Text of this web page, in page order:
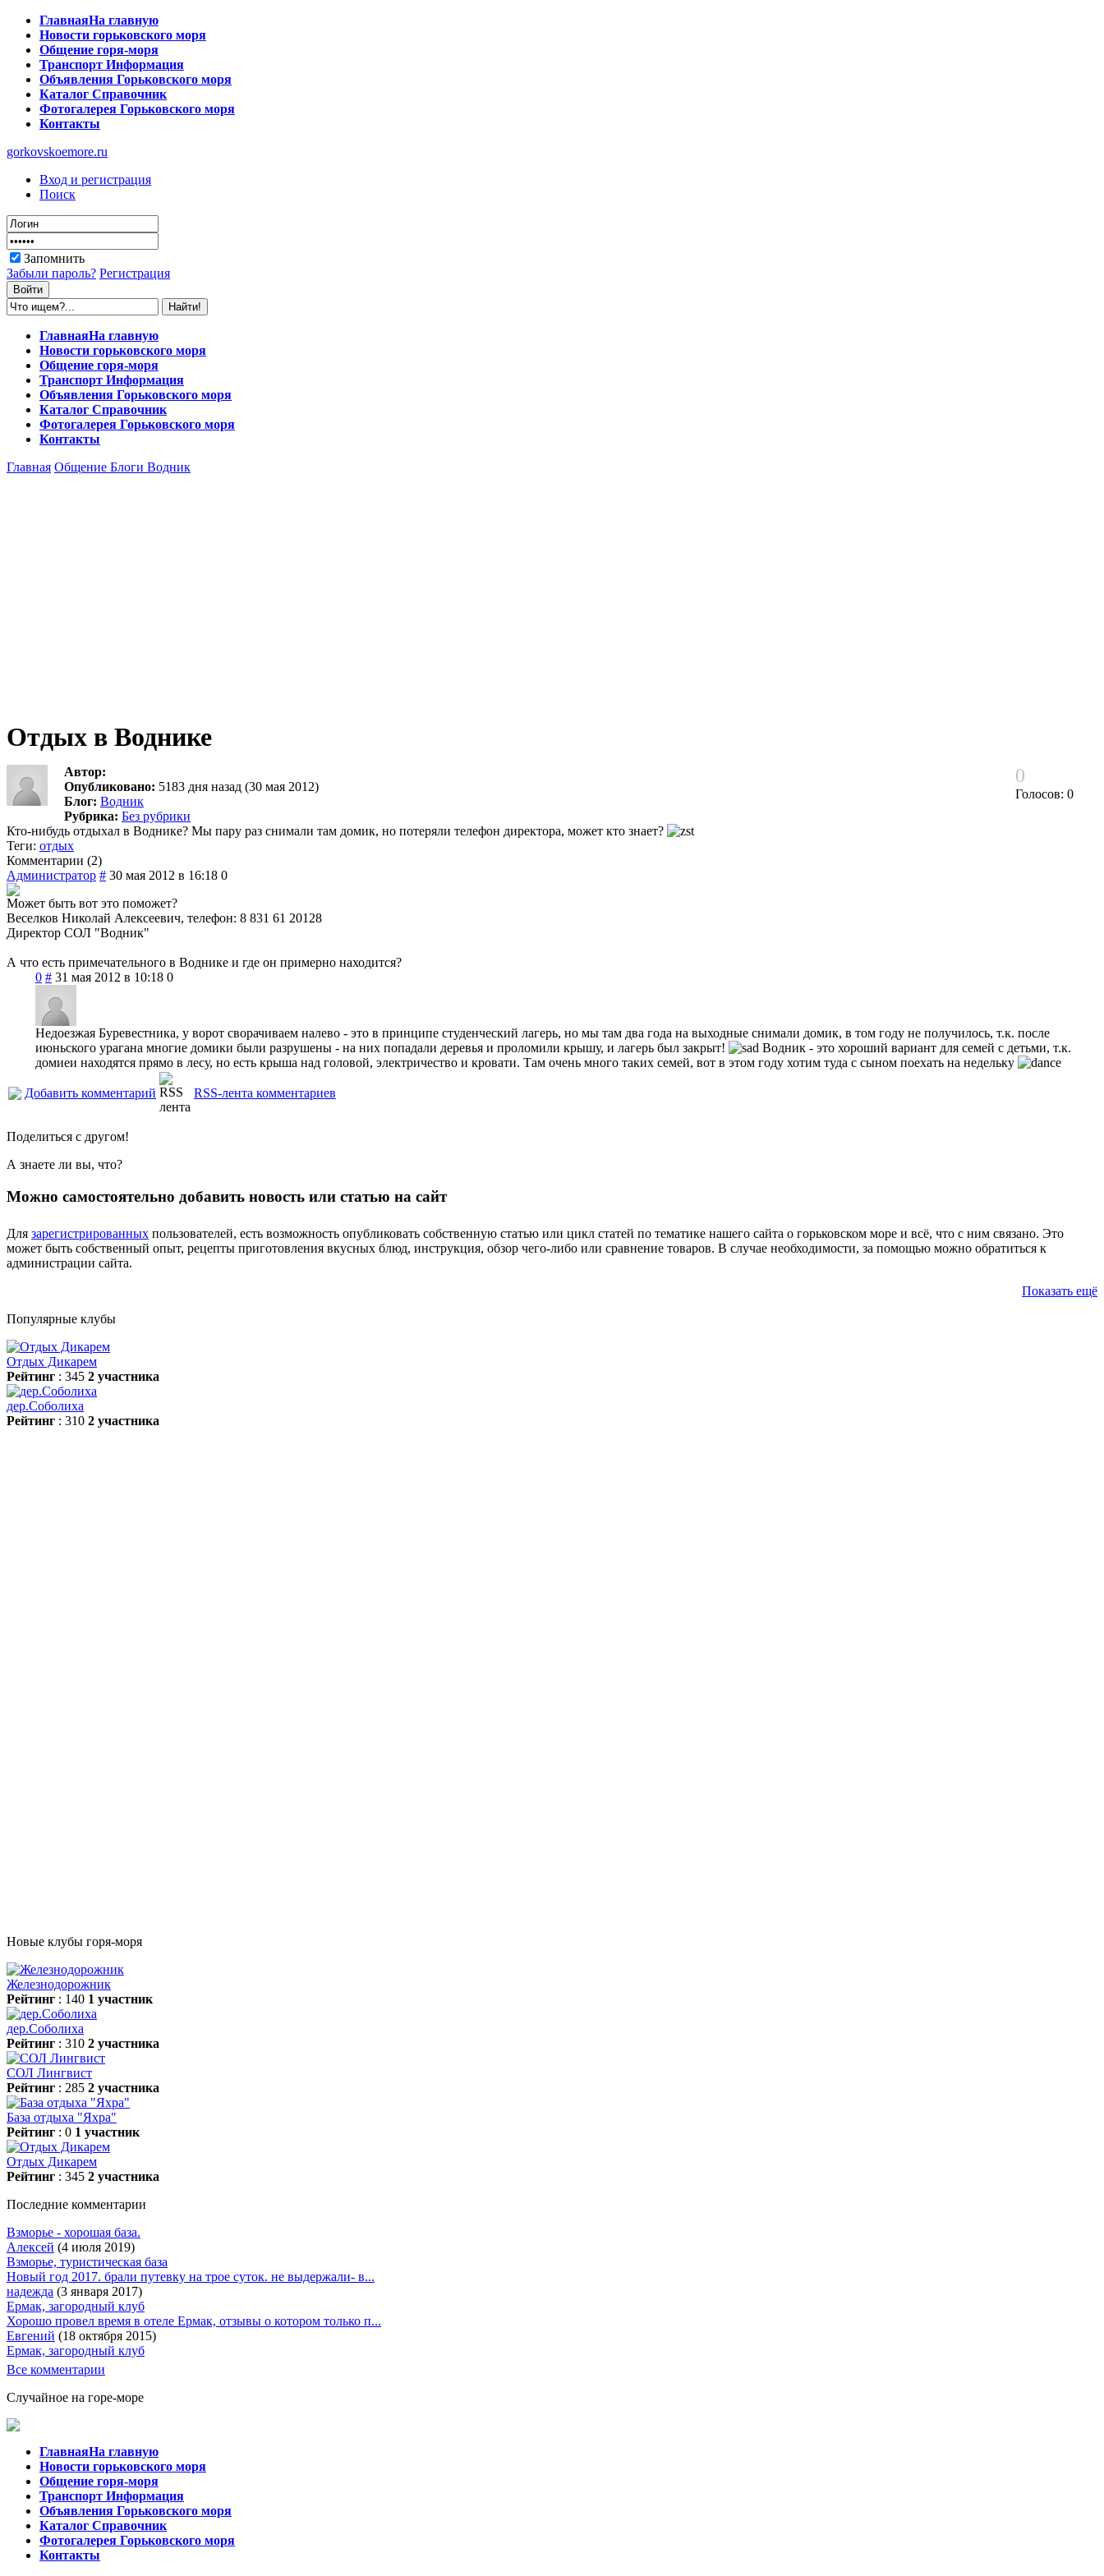
ГлавнаяНа главную
Новости горьковского моря
Общение горя-моря
Транспорт Информация
Объявления Горьковского моря
Каталог Справочник
Фотогалерея Горьковского моря
Контакты
gorkovskoemore.ru
Вход и регистрация
Поиск
Запомнить
Забыли пароль? Регистрация
ГлавнаяНа главную
Новости горьковского моря
Общение горя-моря
Транспорт Информация
Объявления Горьковского моря
Каталог Справочник
Фотогалерея Горьковского моря
Контакты
Главная Общение Блоги Водник
Отдых в Воднике
Автор:
Опубликовано: 5183 дня назад (30 мая 2012)
Блог: Водник
Рубрика: Без рубрики
0
Голосов: 0
Кто-нибудь отдыхал в Воднике? Мы пару раз снимали там домик, но потеряли телефон директора, может кто знает?
Теги: отдых
Комментарии (2)
Администратор # 30 мая 2012 в 16:18 0
Может быть вот это поможет?
Веселков Николай Алексеевич, телефон: 8 831 61 20128
Директор СОЛ "Водник"
А что есть примечательного в Воднике и где он примерно находится?
0 # 31 мая 2012 в 10:18 0
Недоезжая Буревестника, у ворот сворачиваем налево - это в принципе студенческий лагерь, но мы там два года на выходные снимали домик, в том году не получилось, т.к. после
июньского урагана многие домики были разрушены - на них попадали деревья и проломили крышу, и лагерь был закрыт!
Водник - это хороший вариант для семей с детьми, т.к.
домиеи находятся прямо в лесу, но есть крыша над головой, электричество и кровати. Там очень много таких семей, вот в этом году хотим туда с сыном поехать на недельку
Добавить комментарий RSS-лента комментариев
Поделиться с другом!
А знаете ли вы, что?
Можно самостоятельно добавить новость или статью на сайт
Для зарегистрированных пользователей, есть возможность опубликовать собственную статью или цикл статей по тематике нашего сайта о горьковском море и всё, что с ним связано. Это
может быть собственный опыт, рецепты приготовления вкусных блюд, инструкция, обзор чего-либо или сравнение товаров. В случае необходимости, за помощью можно обратиться к
администрации сайта.
Показать ещё
Популярные клубы
Отдых Дикарем
Рейтинг : 345 2 участника
дер.Соболиха
Рейтинг : 310 2 участника
Новые клубы горя-моря
Железнодорожник
Рейтинг : 140 1 участник
дер.Соболиха
Рейтинг : 310 2 участника
СОЛ Лингвист
Рейтинг : 285 2 участника
База отдыха "Яхра"
Рейтинг : 0 1 участник
Отдых Дикарем
Рейтинг : 345 2 участника
Последние комментарии
Взморье - хорошая база.
Алексей (4 июля 2019)
Взморье, туристическая база
Новый год 2017. брали путевку на трое суток. не выдержали- в...
надежда (3 января 2017)
Ермак, загородный клуб
Хорошо провел время в отеле Ермак, отзывы о котором только п...
Евгений (18 октября 2015)
Ермак, загородный клуб
Все комментарии
Случайное на горе-море
ГлавнаяНа главную
Новости горьковского моря
Общение горя-моря
Транспорт Информация
Объявления Горьковского моря
Каталог Справочник
Фотогалерея Горьковского моря
Контакты